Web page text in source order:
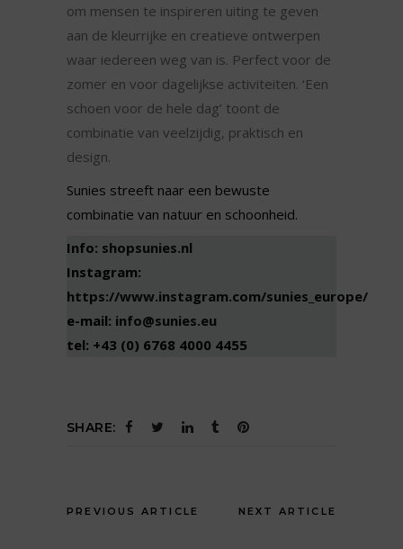
om mensen te inspireren uiting te geven
aan de kleurrijke en creatieve ontwerpen
waar iedereen weg van is. Perfect voor de
zomer en voor dagelijkse activiteiten. ‘Een
schoen voor de hele dag’ toont de
combinatie van veelzijdig, praktisch en
design.
Sunies streeft naar een bewuste
combinatie van natuur en schoonheid.
Info: shopsunies.nl
Instagram:
https://www.instagram.com/sunies_europe/
e-mail: info@sunies.eu
tel: +43 (0) 6768 4000 4455
SHARE:
PREVIOUS ARTICLE NEXT ARTICLE